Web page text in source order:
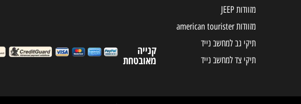
מזוודות JEEP
מזוודות american tourister
תיקי גב למחשב נייד
תיקי צד למחשב נייד
קנייה
מאובטחת